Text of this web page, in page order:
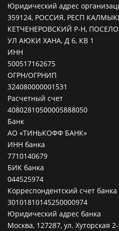
Юридический адрес
359124, РОССИЯ, РЕСП
КЕТЧЕНЕРОВСКИЙ Р-Н,
УЛ АЮКИ ХАНА, Д 6, КВ 1
ИНН
500517162675
ОГРН/ОГРНИП
324080000001531
Расчетный счет
40802810500005888050
Банк
АО «ТИНЬКОФФ БАНК»
ИНН банка
7710140679
БИК банка
044525974
Корреспондентский счет банка
30101810145250000974
Юридический адрес банка
Москва, 127287, ул. Хуторская